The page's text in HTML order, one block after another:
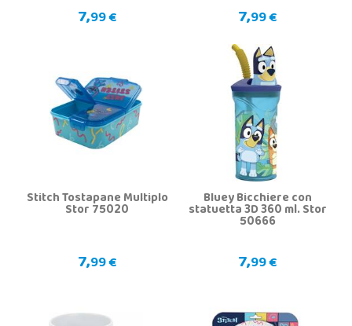
7,99 € 7,99 €
Stitch Tostapane Multiplo
Stor 75020
7,99 €
Bluey Bicchiere con
statuetta 3D 360 ml. Stor
50666
7,99 €